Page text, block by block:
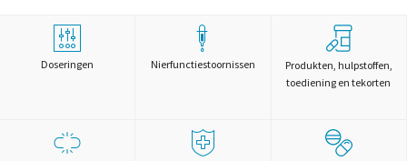
Doseringen Nierfunctiestoornissen
Produkten, hulpstoffen,
toediening en tekorten